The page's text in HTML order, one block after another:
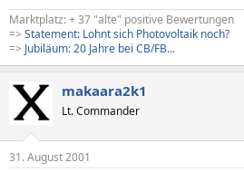
Marktplatz: + 37 "alte" positive Bewertungen
=> Statement: Lohnt sich Photovoltaik noch?
=> Jubiläum: 20 Jahre bei CB/FB...
makaara2k1
Lt. Commander
31. August 2001